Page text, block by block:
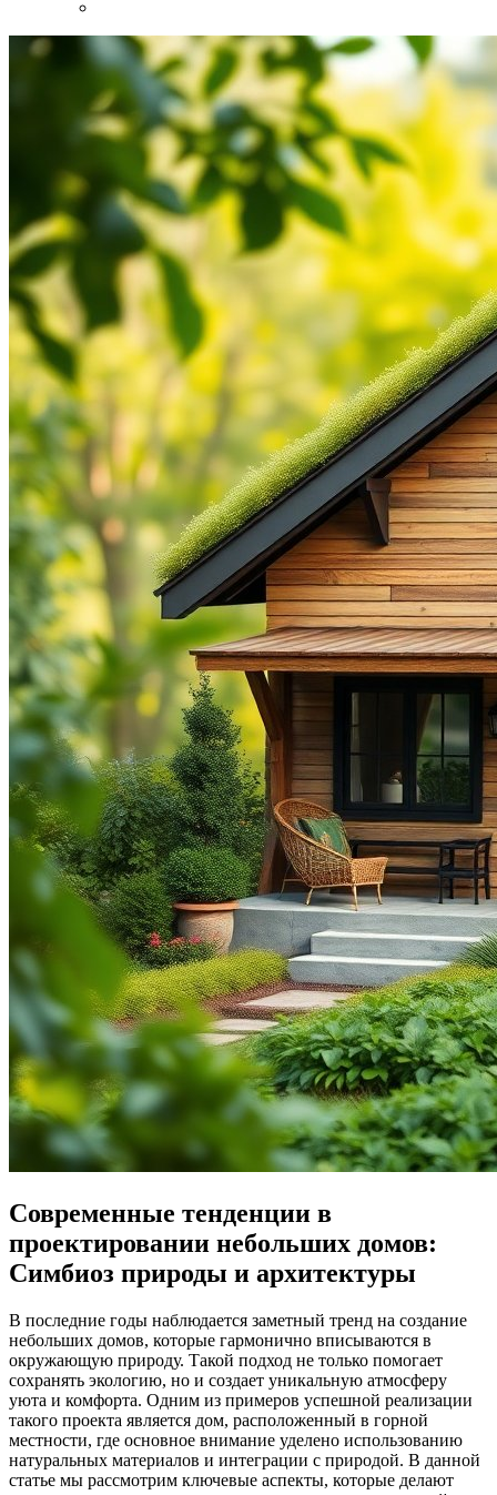
Современные тенденции в
проектировании небольших домов:
Симбиоз природы и архитектуры
В последние годы наблюдается заметный тренд на создание
небольших домов, которые гармонично вписываются в
окружающую природу. Такой подход не только помогает
сохранять экологию, но и создает уникальную атмосферу
уюта и комфорта. Одним из примеров успешной реализации
такого проекта является дом, расположенный в горной
местности, где основное внимание уделено использованию
натуральных материалов и интеграции с природой. В данной
статье мы рассмотрим ключевые аспекты, которые делают